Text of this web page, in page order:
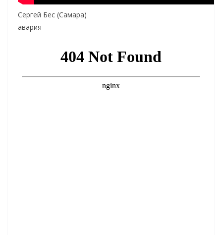
Сергей Бес (Самара)
авария